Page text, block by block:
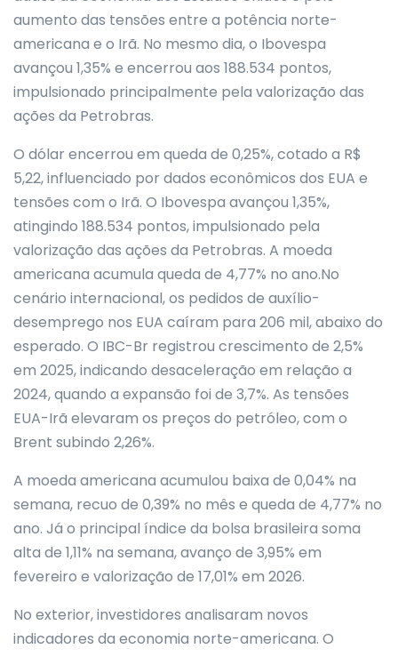
aumento das tensões entre a potência norte-
americana e o Irã. No mesmo dia, o Ibovespa
avançou 1,35% e encerrou aos 188.534 pontos,
impulsionado principalmente pela valorização das
ações da Petrobras.
O dólar encerrou em queda de 0,25%, cotado a R$
5,22, influenciado por dados econômicos dos EUA e
tensões com o Irã. O Ibovespa avançou 1,35%,
atingindo 188.534 pontos, impulsionado pela
valorização das ações da Petrobras. A moeda
americana acumula queda de 4,77% no ano.No
cenário internacional, os pedidos de auxílio-
desemprego nos EUA caíram para 206 mil, abaixo do
esperado. O IBC-Br registrou crescimento de 2,5%
em 2025, indicando desaceleração em relação a
2024, quando a expansão foi de 3,7%. As tensões
EUA-Irã elevaram os preços do petróleo, com o
Brent subindo 2,26%.
A moeda americana acumulou baixa de 0,04% na
semana, recuo de 0,39% no mês e queda de 4,77% no
ano. Já o principal índice da bolsa brasileira soma
alta de 1,11% na semana, avanço de 3,95% em
fevereiro e valorização de 17,01% em 2026.
No exterior, investidores analisaram novos
indicadores da economia norte-americana. O